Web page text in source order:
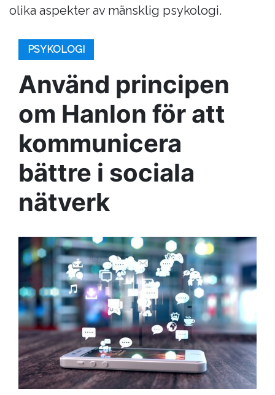
olika aspekter av mänsklig psykologi.
PSYKOLOGI
Använd principen
om Hanlon för att
kommunicera
bättre i sociala
nätverk